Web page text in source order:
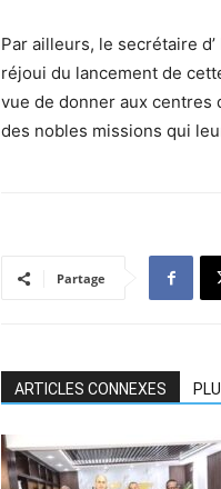
Par ailleurs, le secrétaire
réjoui du lancement de
vue de donner aux centres
des nobles missions qui
Partage
ARTICLES CONNEXES